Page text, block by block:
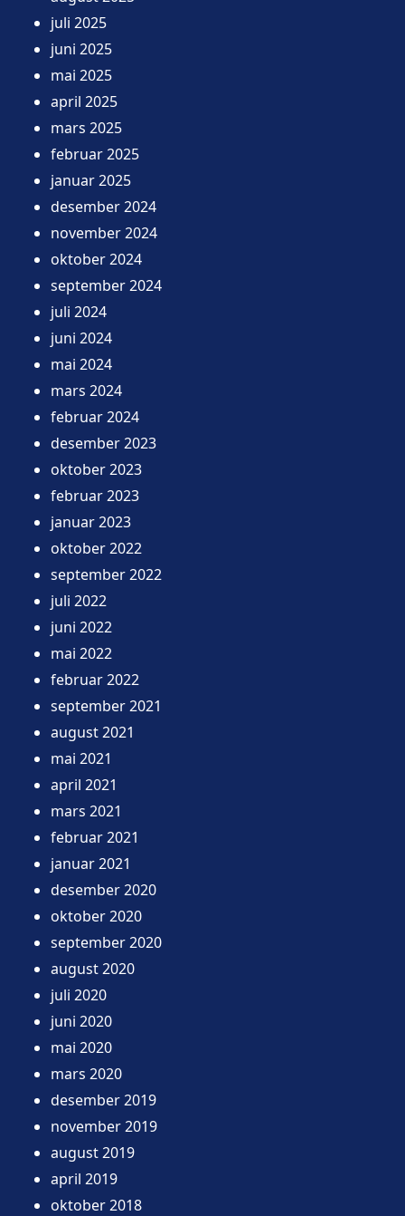
juli 2025
juni 2025
mai 2025
april 2025
mars 2025
februar 2025
januar 2025
desember 2024
november 2024
oktober 2024
september 2024
juli 2024
juni 2024
mai 2024
mars 2024
februar 2024
desember 2023
oktober 2023
februar 2023
januar 2023
oktober 2022
september 2022
juli 2022
juni 2022
mai 2022
februar 2022
september 2021
august 2021
mai 2021
april 2021
mars 2021
februar 2021
januar 2021
desember 2020
oktober 2020
september 2020
august 2020
juli 2020
juni 2020
mai 2020
mars 2020
desember 2019
november 2019
august 2019
april 2019
oktober 2018